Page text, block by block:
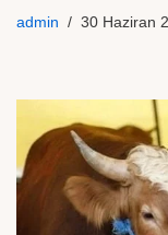
admin 30 Haziran